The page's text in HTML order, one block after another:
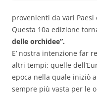
provenienti da vari
Questa 10a edizione
delle orchidee”.
E’ nostra intenzione far
altri tempi: quelle
epoca nella quale iniziò
sempre più vasta per le